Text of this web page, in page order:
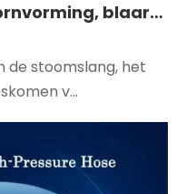
Wat veroorzaakt popcornvorming, blaarvorming en scheiding van de buizen in de stoomslang?
de stoomslang, het
v...